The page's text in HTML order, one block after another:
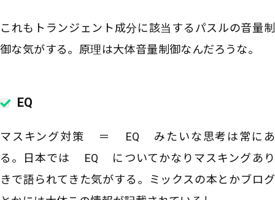
これもトランジェント成分に該当するパスルの音量制
御な気がする。原理は大体音量制御なんだろうな。
EQ
マスキング対策 ＝ EQ みたいな思考は常にあ
る。日本では EQ についてかなりマスキングあり
きで語られてきた気がする。ミックスの本とかブログ